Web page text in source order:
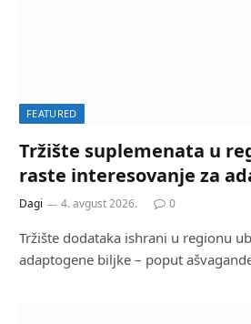
FEATURED
Tržište suplemenata u
raste interesovanje za
Dagi 4. avgust 2026. 0
Tržište dodataka ishrani u regionu
adaptogene biljke – poput